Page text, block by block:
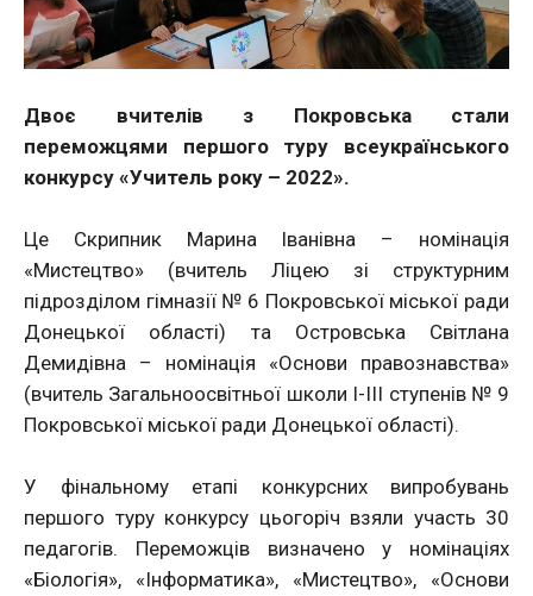
Двоє вчителів з Покровська стали
переможцями першого туру всеукраїнського
конкурсу «Учитель року – 2022».
Це Скрипник Марина Іванівна – номінація
«Мистецтво» (вчитель Ліцею зі структурним
підрозділом гімназії № 6 Покровської міської ради
Донецької області) та Островська Світлана
Демидівна – номінація «Основи правознавства»
(вчитель Загальноосвітньої школи І-ІІІ ступенів № 9
Покровської міської ради Донецької області).
У фінальному етапі конкурсних випробувань
першого туру конкурсу цьогоріч взяли участь 30
педагогів. Переможців визначено у номінаціях
«Біологія», «Інформатика», «Мистецтво», «Основи